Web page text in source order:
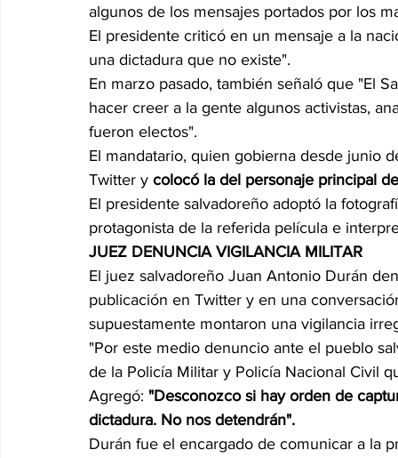
algunos de los mensajes portados por los
El presidente criticó en un mensaje a la
una dictadura que no existe".
En marzo pasado, también señaló que "El
hacer creer a la gente algunos activistas,
fueron electos".
El mandatario, quien gobierna desde junio
Twitter y colocó la del personaje principal
El presidente salvadoreño adoptó la
protagonista de la referida película e
JUEZ DENUNCIA VIGILANCIA MILITAR
El juez salvadoreño Juan Antonio Durán
publicación en Twitter y en una
supuestamente montaron una vigilancia
"Por este medio denuncio ante el pueblo
de la Policía Militar y Policía Nacional Civil
Agregó: "Desconozco si hay orden de
dictadura. No nos detendrán".
Durán fue el encargado de comunicar a la